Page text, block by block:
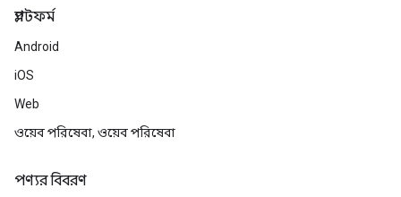
প্ল্যাটফর্ম
Android
iOS
Web
ওয়েব পরিষেবা, ওয়েব পরিষেবা
পণ্যর বিবরণ